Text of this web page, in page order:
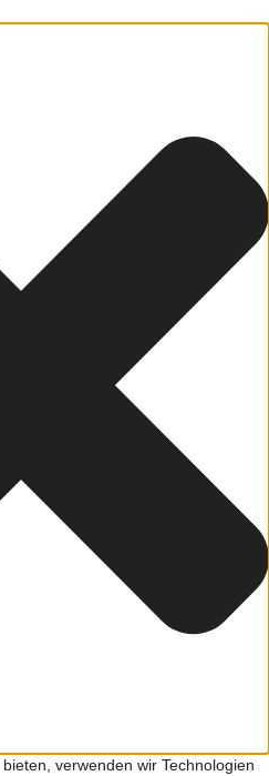
verwenden wir Technologien